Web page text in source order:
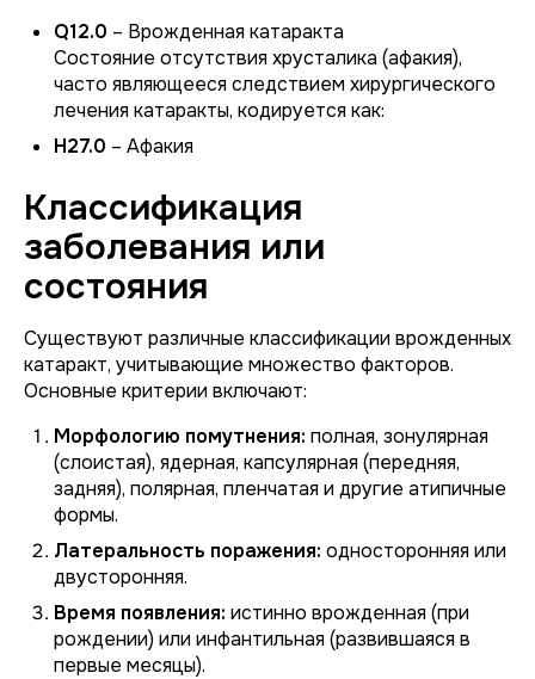
Q12.0 – Врожденная катаракта
Состояние отсутствия хрусталика (афакия),
часто являющееся следствием хирургического
лечения катаракты, кодируется как:
H27.0 – Афакия
Классификация
заболевания или
состояния
Существуют различные классификации врожденных
катаракт, учитывающие множество факторов.
Основные критерии включают:
Морфологию помутнения: полная, зонулярная
(слоистая), ядерная, капсулярная (передняя,
задняя), полярная, пленчатая и другие атипичные
формы.
Латеральность поражения: односторонняя или
двусторонняя.
Время появления: истинно врожденная (при
рождении) или инфантильная (развившаяся в
первые месяцы).